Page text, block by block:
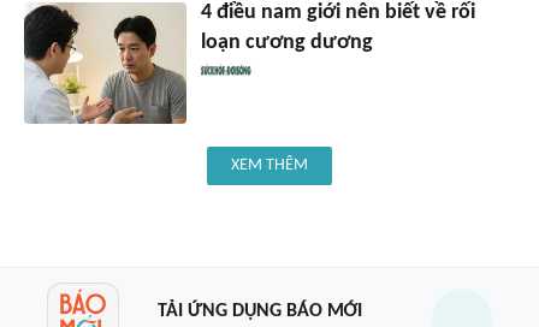
4 điều nam giới nên biết về rối
loạn cương dương
XEM THÊM
TẢI ỨNG DỤNG BÁO MỚI